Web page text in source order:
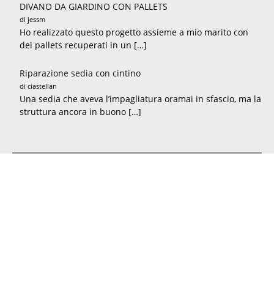
DIVANO DA GIARDINO CON PALLETS
di jessm
Ho realizzato questo progetto assieme a mio marito con
dei pallets recuperati in un […]
Riparazione sedia con cintino
di ciastellan
Una sedia che aveva l’impagliatura oramai in sfascio, ma la
struttura ancora in buono […]